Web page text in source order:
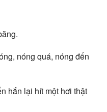
nóng quá, nóng đến
hắn lại hít một hơi thật